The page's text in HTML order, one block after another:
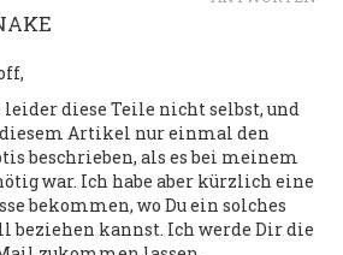
diese Teile nicht selbst, und
Artikel nur einmal den
beschrieben, als es bei meinem
war. Ich habe aber kürzlich eine
bekommen, wo Du ein solches
beziehen kannst. Ich werde Dir die